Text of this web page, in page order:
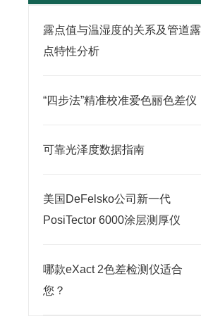
露点值与温湿度的关系及管道露
点特性分析
“四步法”精准校准爱色丽色差仪
可靠光泽度数据指南
美国DeFelsko公司新一代
PosiTector 6000涂层测厚仪
哪款eXact 2色差检测仪适合
您？